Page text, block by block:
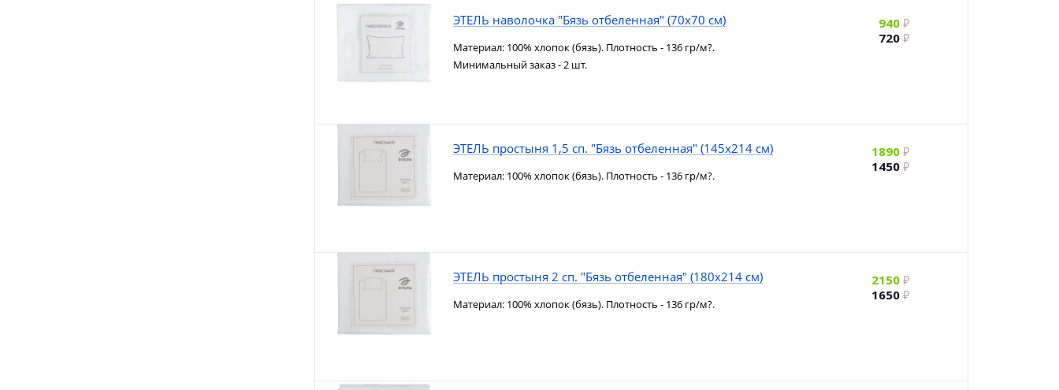
ЭТЕЛЬ наволочка "Бязь отбеленная" (70х70 см)
Материал: 100% хлопок (бязь). Плотность - 136 гр/м?.
Минимальный заказ - 2 шт.
940
720
ЭТЕЛЬ простыня 1,5 сп. "Бязь отбеленная" (145х214 см)
Материал: 100% хлопок (бязь). Плотность - 136 гр/м?.
1890
1450
ЭТЕЛЬ простыня 2 сп. "Бязь отбеленная" (180х214 см)
Материал: 100% хлопок (бязь). Плотность - 136 гр/м?.
2150
1650